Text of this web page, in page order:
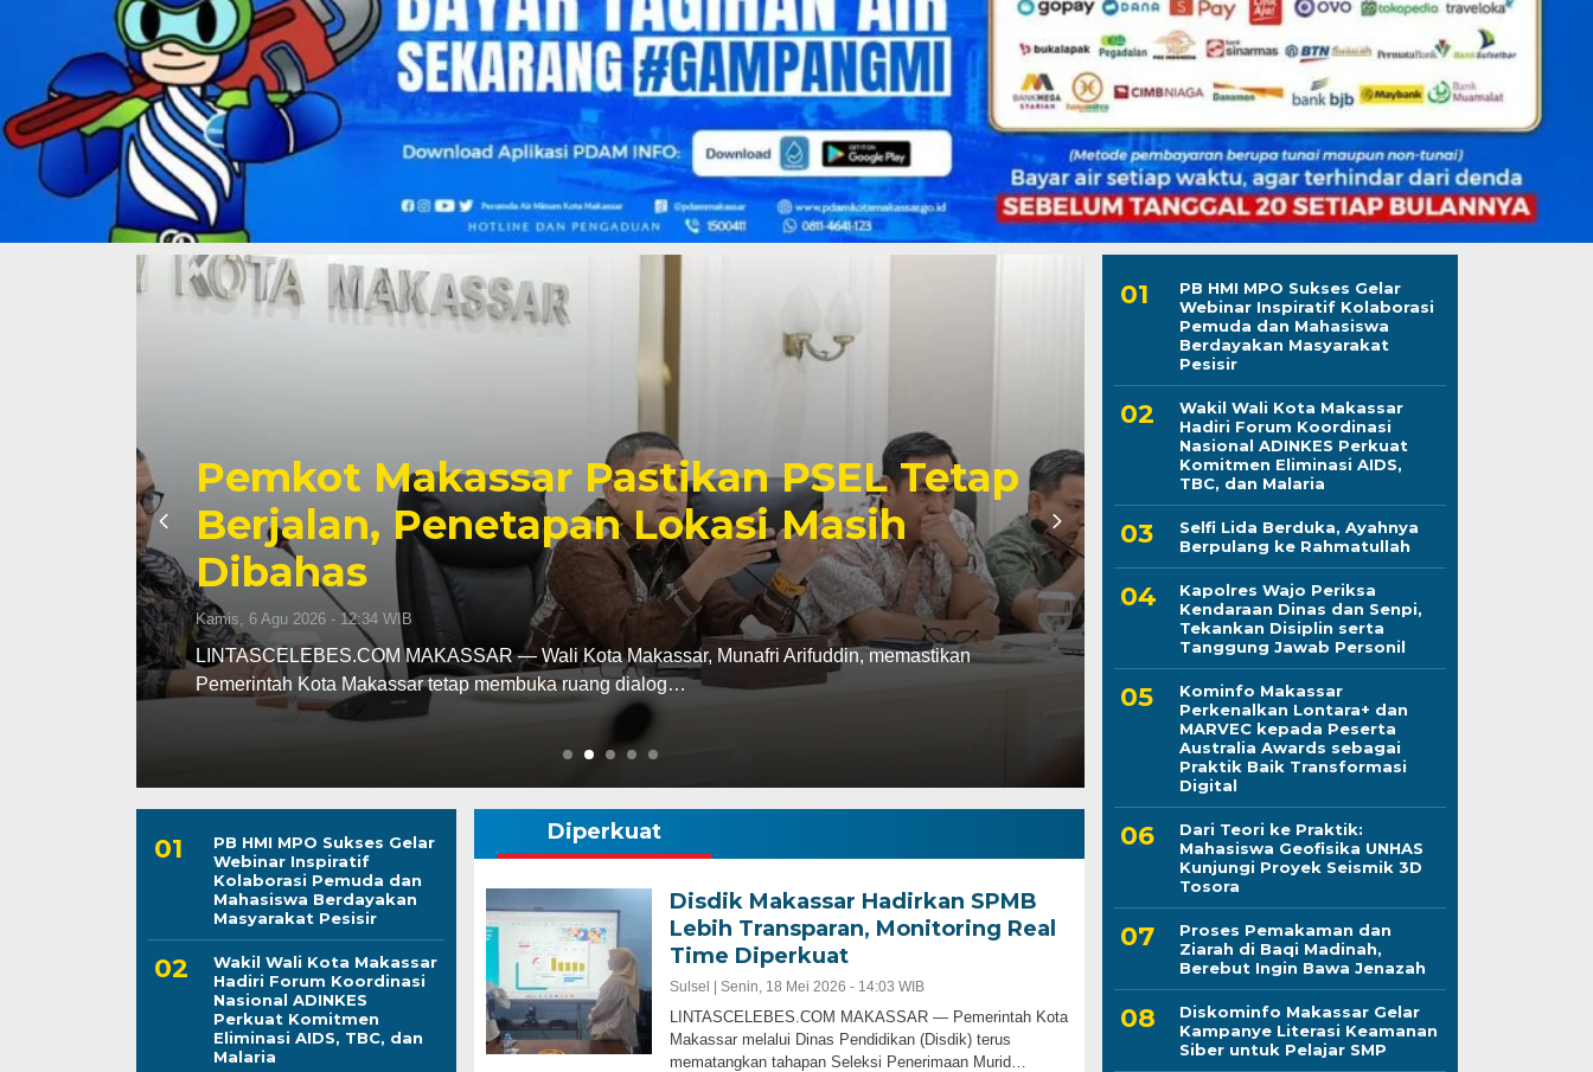
Wakil Wali Kota Makassar Hadiri
Forum Koordinasi Nasional ADINKES
Perkuat Komitmen Eliminasi AIDS,
TBC, dan Malaria
Kamis, 6 Agu 2026 - 07:50 WIB
LINTASCELEBES.COM MALANG — Wakil Wali Kota Makassar, Aliyah Mustika Ilham, menghadiri
Forum Koordinasi Nasional Penguatan Komitmen…
Terima Kunjungan
Bupati Andi
Pentingnya
Daerah
Kamis, 6 Agu 2026 - 07:09 WIB
LINTASCELEBES.COM WAJO — Bupati Wajo
Kapolres Wajo AKBP Douglas Mahendrajaya di…
PB HMI MPO Sukses Gelar
Webinar Inspiratif
Kolaborasi Pemuda dan
Mahasiswa Berdayakan
Masyarakat Pesisir
Wakil Wali Kota Makassar
Hadiri Forum Koordinasi
Nasional ADINKES
Perkuat Komitmen
Eliminasi AIDS, TBC, dan
Malaria
Diperkuat
Disdik Makassar Hadirkan SPMB
Lebih Transparan, Monitoring Real
Time Diperkuat
Sulsel | Senin, 18 Mei 2026 - 14:03 WIB
LINTASCELEBES.COM MAKASSAR — Pemerintah Kota
Makassar melalui Dinas Pendidikan (Disdik) terus
mematangkan tahapan Seleksi Penerimaan Murid…
PB HMI MPO Sukses Gelar
Webinar Inspiratif Kolaborasi
Pemuda dan Mahasiswa
Berdayakan Masyarakat
Pesisir
Wakil Wali Kota Makassar
Hadiri Forum Koordinasi
Nasional ADINKES Perkuat
Komitmen Eliminasi AIDS,
TBC, dan Malaria
Selfi Lida Berduka, Ayahnya
Berpulang ke Rahmatullah
Kapolres Wajo Periksa
Kendaraan Dinas dan Senpi,
Tekankan Disiplin serta
Tanggung Jawab Personil
Kominfo Makassar
Perkenalkan Lontara+ dan
MARVEC kepada Peserta
Australia Awards sebagai
Praktik Baik Transformasi
Digital
Dari Teori ke Praktik:
Mahasiswa Geofisika UNHAS
Kunjungi Proyek Seismik 3D
Tosora
Proses Pemakaman dan
Ziarah di Baqi Madinah,
Berebut Ingin Bawa Jenazah
Diskominfo Makassar Gelar
Kampanye Literasi Keamanan
Siber untuk Pelajar SMP